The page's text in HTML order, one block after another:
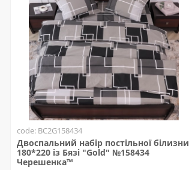
code: BC2G158434
Двоспальний набір постільної білизни
180*220 із Бязі "Gold" №158434
Черешенка™